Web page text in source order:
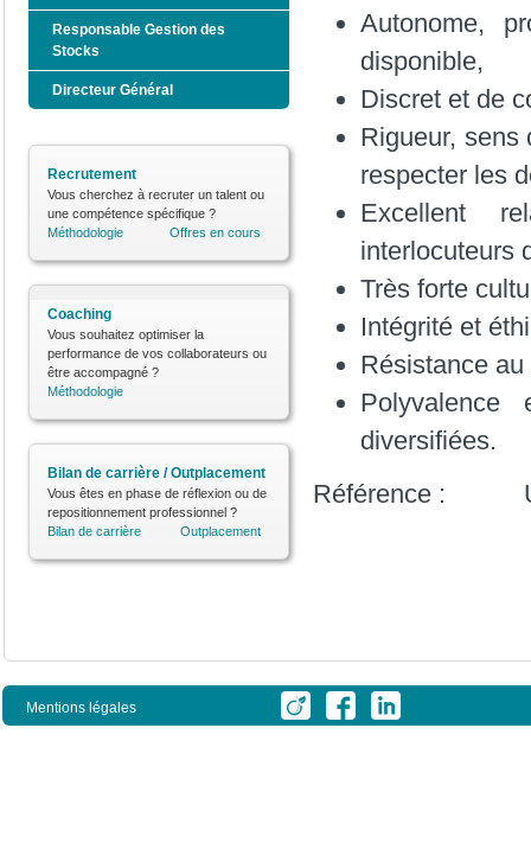
Responsable Gestion des
Stocks
Directeur Général
Recrutement
Vous cherchez à recruter un talent ou
une compétence spécifique ?
Méthodologie
Offres en cours
Coaching
Vous souhaitez optimiser la
performance de vos collaborateurs ou
être accompagné ?
Méthodologie
Bilan de carrière / Outplacement
Vous êtes en phase de réflexion ou de
repositionnement professionnel ?
Bilan de carrière
Outplacement
Autonome,
disponible,
Discret et de
Rigueur, sens
respecter les
Excellent
interlocuteurs
Très forte
Intégrité et
Résistance au
diversifiées.
Référence :
Mentions légales